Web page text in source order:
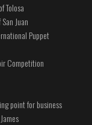
Tolosa
Juan
Puppet
Competition
point for business